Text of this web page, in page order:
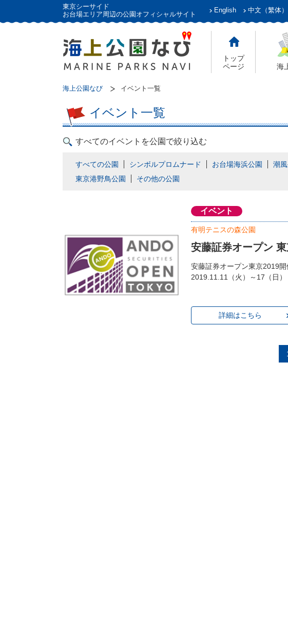
東京シーサイド
お台場エリア周辺の公園オフィシャルサイト
English 中文（繁体）
トップ
ページ
海
海上公園なび イベント一覧
イベント一覧
すべてのイベントを公園で絞り込む
すべての公園 シンボルプロムナード お台場海浜公園 潮
東京港野鳥公園
その他の公園
イベント
有明テニスの森公園
安藤証券オープン 東
安藤証券オープン東京2019開
2019.11.11（火）～17（日）
詳細はこちら